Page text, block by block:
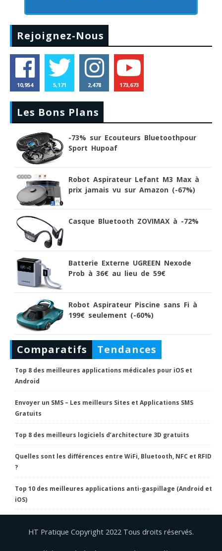
Rejoignez-Nous
10,954 5,171 2,478 173,673
Les Bons Plans
-73% sur Ecouteurs Bluetoothpour
Sport Hupoaf
Robot Aspirateur Lefant M3 Max à
prix jamais vu sur Amazon (-67%)
Casque Bluetooth ZOVIMAX à -72%
Batterie Externe UGREEN Nexode
Prob à 36€ au lieu de 59€
Robot Aspirateur Piscine sans Fi à
199€ seulement (-60%)
Comparatifs Tendances
Top 8 des meilleures applications médicales pour iOS et
Android
Envoyer un SMS – Les meilleurs Sites et Applications SMS
Gratuits
Top 8 des meilleurs logiciels d’architecture 3D gratuits
Quelles sont les différences entre WiFi, Bluetooth, NFC et RFID
?
Top 10 des meilleures applications anti-gaspillage (Android et
iOS)
HT Pratique Copyright 2022 Tous droits réservés.